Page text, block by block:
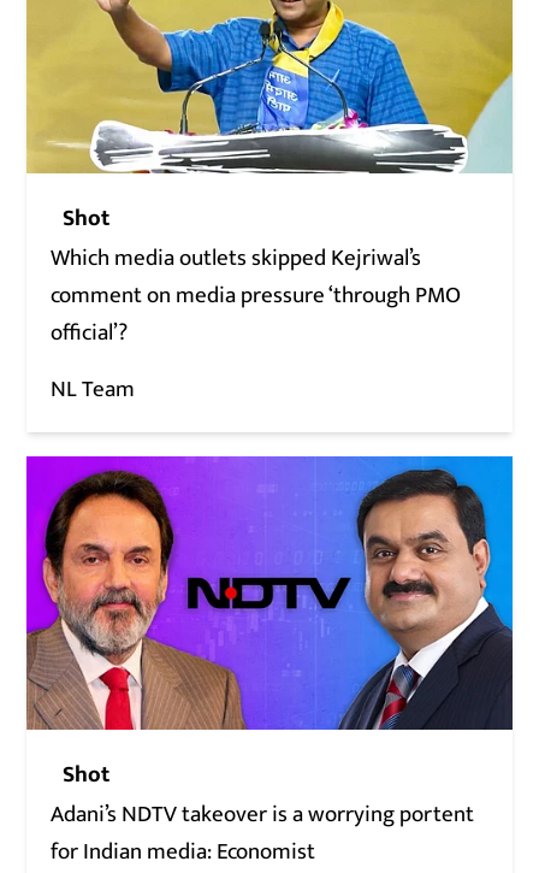
Shot
Which media outlets skipped Kejriwal’s
comment on media pressure ‘through PMO
official’?
NL Team
Shot
Adani’s NDTV takeover is a worrying portent
for Indian media: Economist